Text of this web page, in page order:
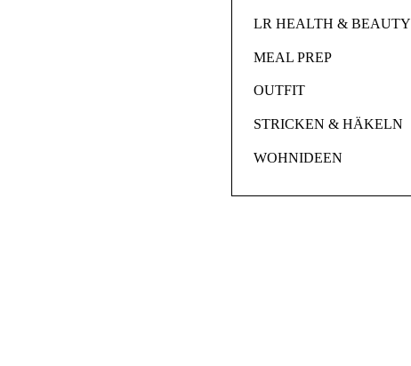
LR HEALTH & BEAUTY
MEAL PREP
OUTFIT
STRICKEN & HÄKELN
WOHNIDEEN